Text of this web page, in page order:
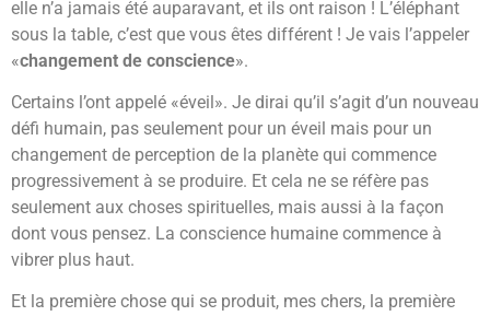
elle n’a jamais été auparavant, et ils ont raison ! L’éléphant
sous la table, c’est que vous êtes différent ! Je vais l’appeler
«changement de conscience».
Certains l’ont appelé «éveil». Je dirai qu’il s’agit d’un nouveau
défi humain, pas seulement pour un éveil mais pour un
changement de perception de la planète qui commence
progressivement à se produire. Et cela ne se réfère pas
seulement aux choses spirituelles, mais aussi à la façon
dont vous pensez. La conscience humaine commence à
vibrer plus haut.
Et la première chose qui se produit, mes chers, la première